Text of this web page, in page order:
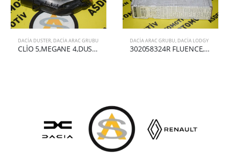
DACIA DUSTER, DACIA ARAC GRUBU
CLİO 5,MEGANE 4,DUSTER RADYATÖR ÇIKIŞ HORTUMU 165760960R
DACIA ARAC GRUBU, DACIA LODGY
302058324R FLUENCE,MEGANE 3,DUSTER,LODGY DEBRİYAJ SETİ